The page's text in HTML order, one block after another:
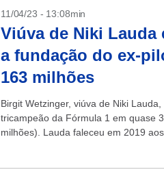
11/04/23 - 13:08min
Viúva de Niki Lauda
a fundação do ex-
163 milhões
Birgit Wetzinger, viúva de Niki
tricampeão da Fórmula 1 em quase
milhões). Lauda faleceu em 2019